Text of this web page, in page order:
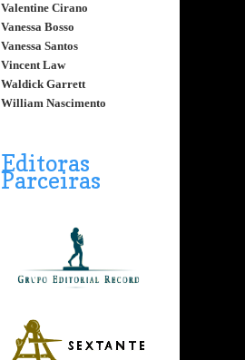
Valentine Cirano
Vanessa Bosso
Vanessa Santos
Vincent Law
Waldick Garrett
William Nascimento
Editoras
Parceiras